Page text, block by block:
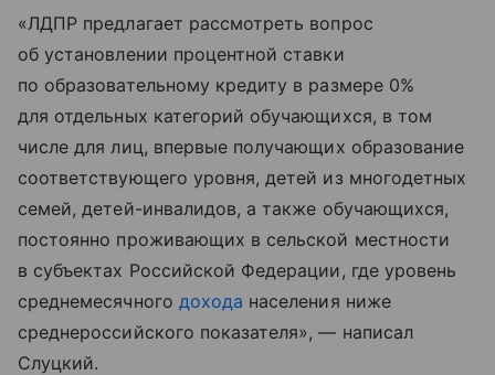
«ЛДПР предлагает рассмотреть вопрос
об установлении процентной ставки
по образовательному кредиту в размере 0%
для отдельных категорий обучающихся, в том
числе для лиц, впервые получающих образование
соответствующего уровня, детей из многодетных
семей, детей-инвалидов, а также обучающихся,
постоянно проживающих в сельской местности
в субъектах Российской Федерации, где уровень
среднемесячного дохода населения ниже
среднероссийского показателя», — написал
Слуцкий.